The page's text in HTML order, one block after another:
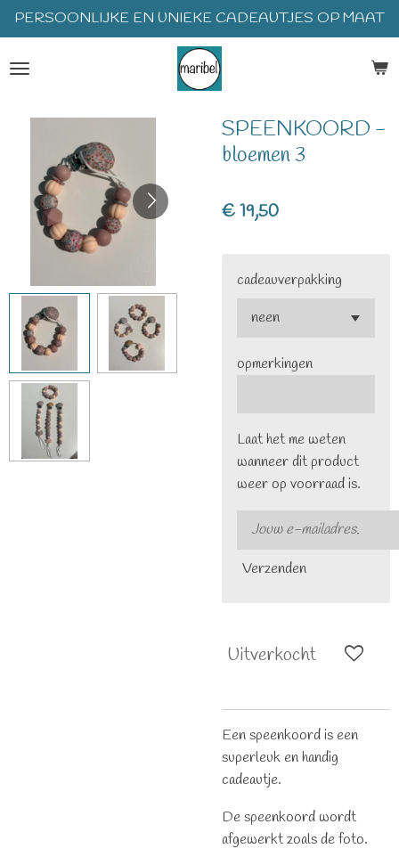
Ga
direct
naar
PERSOONLIJKE EN UNIEKE CADEAUTJES OP MAAT
SPEENKOORD -
bloemen 3
€ 19,50
cadeauverpakking
opmerkingen
Laat het me weten
wanneer dit product
weer op voorraad is.
Verzenden
Uitverkocht
Een speenkoord is een
superleuk en handig
cadeautje.
De speenkoord wordt
afgewerkt zoals de foto.